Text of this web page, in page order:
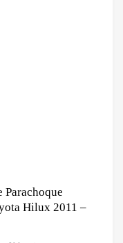
Parachoque
Hilux 2011 –